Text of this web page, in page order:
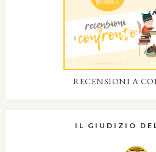
RECENSIONI A
IL GIUDIZIO